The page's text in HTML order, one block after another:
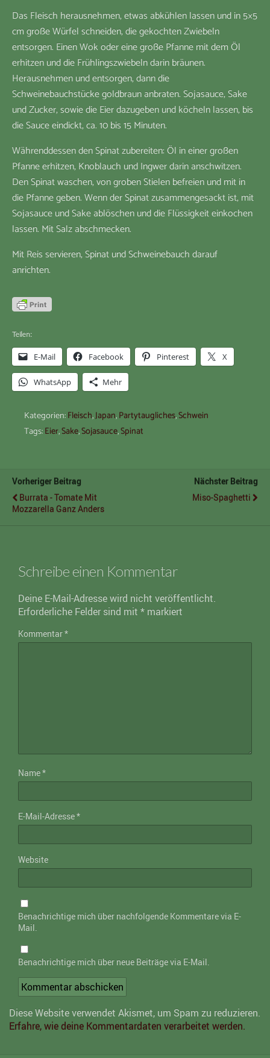
Das Fleisch herausnehmen, etwas abkühlen lassen und in 5×5
cm große Würfel schneiden, die gekochten Zwiebeln
entsorgen. Einen Wok oder eine große Pfanne mit dem Öl
erhitzen und die Frühlingszwiebeln darin bräunen.
Herausnehmen und entsorgen, dann die
Schweinebauchstücke goldbraun anbraten. Sojasauce, Sake
und Zucker, sowie die Eier dazugeben und köcheln lassen, bis
die Sauce eindickt, ca. 10 bis 15 Minuten.
Währenddessen den Spinat zubereiten: Öl in einer großen
Pfanne erhitzen, Knoblauch und Ingwer darin anschwitzen.
Den Spinat waschen, von groben Stielen befreien und mit in
die Pfanne geben. Wenn der Spinat zusammengesackt ist, mit
Sojasauce und Sake ablöschen und die Flüssigkeit einkochen
lassen. Mit Salz abschmecken.
Mit Reis servieren, Spinat und Schweinebauch darauf
anrichten.
Teilen:
E-Mail Facebook Pinterest X
WhatsApp Mehr
Kategorien:Fleisch,Japan,Partytaugliches,Schwein
Tags:Eier,Sake,Sojasauce,Spinat
Vorheriger Beitrag
Burrata - Tomate Mit
Mozzarella Ganz Anders
Nächster Beitrag
Miso-Spaghetti
Schreibe einen Kommentar
Deine E-Mail-Adresse wird nicht veröffentlicht.
Erforderliche Felder sind mit * markiert
Kommentar*
Name*
E-Mail-Adresse*
Website
Benachrichtige mich über nachfolgende Kommentare via E-
Mail.
Benachrichtige mich über neue Beiträge via E-Mail.
Diese Website verwendet Akismet, um Spam zu reduzieren.
Erfahre, wie deine Kommentardaten verarbeitet werden.